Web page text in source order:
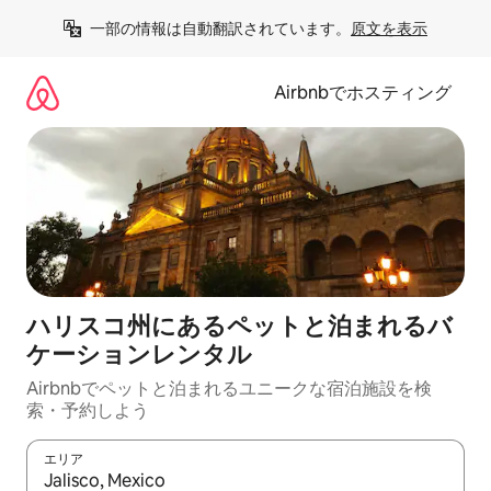
一部の情報は自動翻訳されています。 原文を表示
Airbnbでホスティング
ハリスコ州にあるペットと泊まれるバ
ケーションレンタル
Airbnbでペットと泊まれるユニークな宿泊施設を検
索・予約しよう
エリア
検索結果が表示されたら、上下の矢印キーを使って移動するか